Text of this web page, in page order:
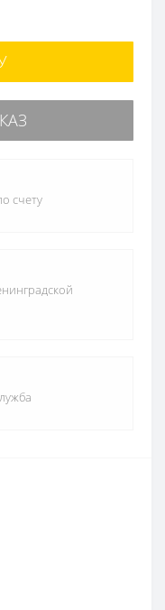
счету